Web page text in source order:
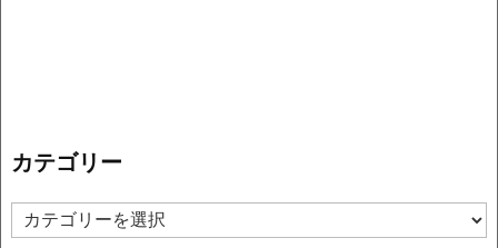
カテゴリー
カ
テ